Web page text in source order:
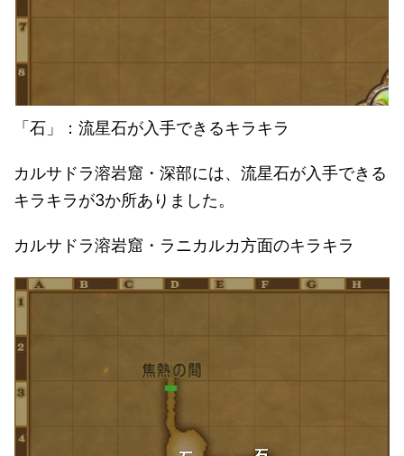
「石」：流星石が入手できるキラキラ
カルサドラ溶岩窟・深部には、流星石が入手できる
キラキラが3か所ありました。
カルサドラ溶岩窟・ラニカルカ方面のキラキラ